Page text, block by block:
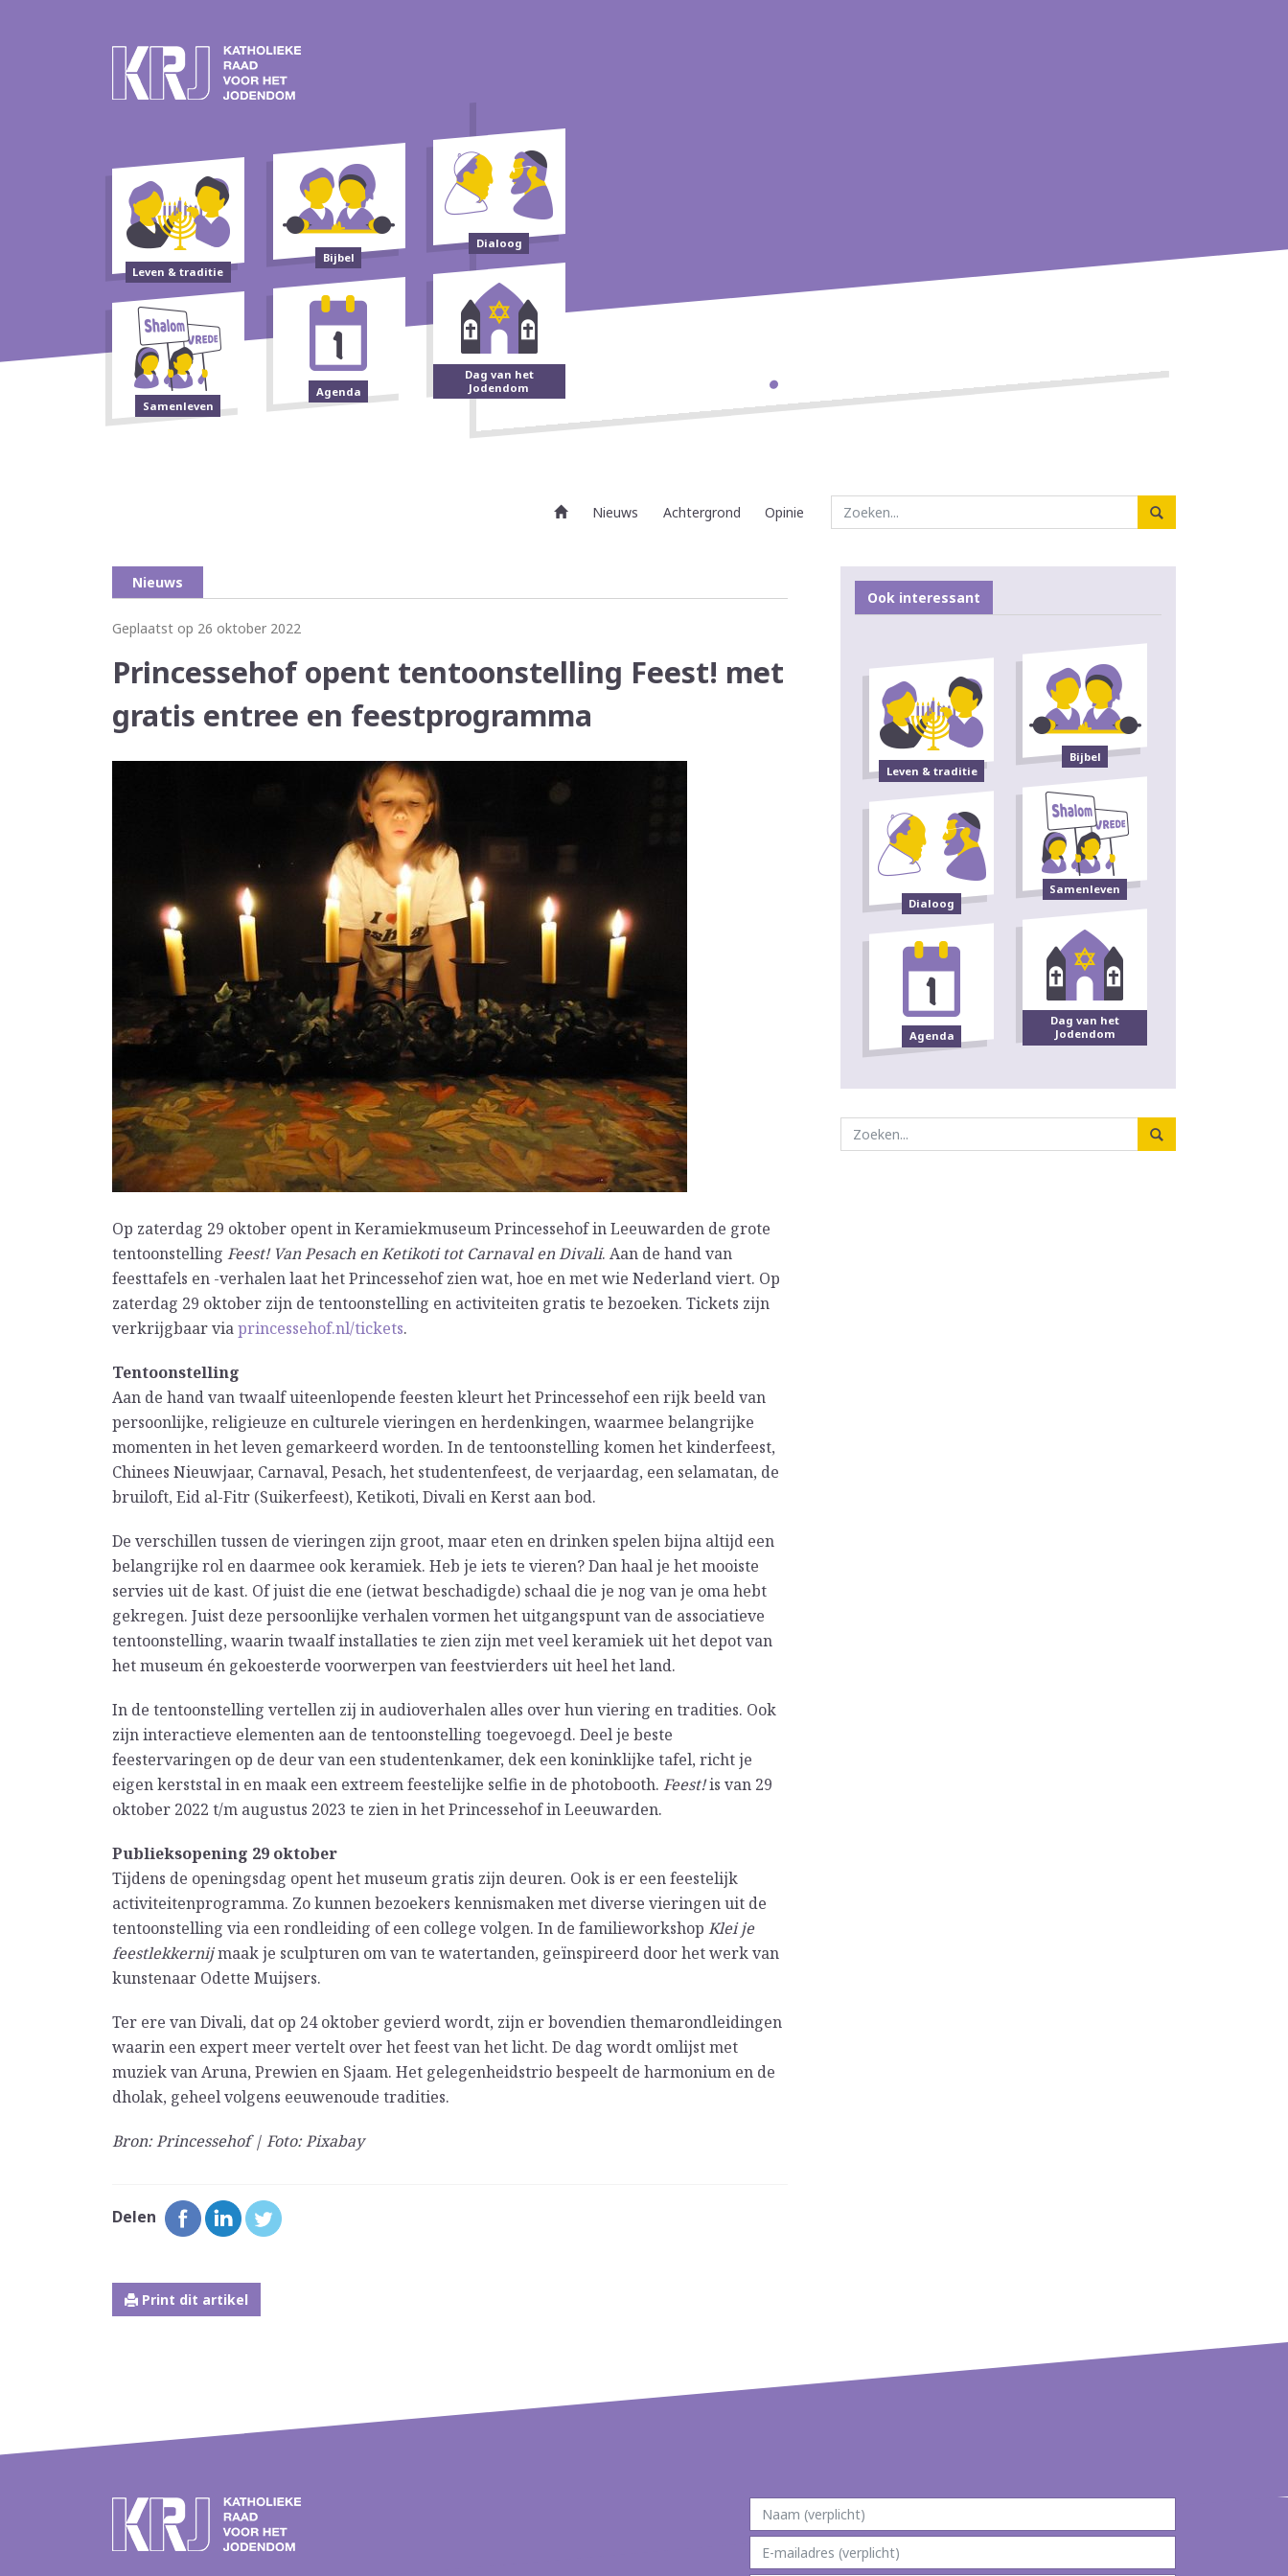
Leven & traditie
Bijbel
Dialoog
Samenleven
Agenda
Dag van het
Jodendom
Nieuws Achtergrond Opinie
Nieuws
Geplaatst op 26 oktober 2022
Princessehof opent tentoonstelling Feest! met
gratis entree en feestprogramma
Op zaterdag 29 oktober opent in Keramiekmuseum Princessehof in Leeuwarden de grote
tentoonstelling Feest! Van Pesach en Ketikoti tot Carnaval en Divali. Aan de hand van
feesttafels en -verhalen laat het Princessehof zien wat, hoe en met wie Nederland viert. Op
zaterdag 29 oktober zijn de tentoonstelling en activiteiten gratis te bezoeken. Tickets zijn
verkrijgbaar viaprincessehof.nl/tickets.
Tentoonstelling
Aan de hand van twaalf uiteenlopende feesten kleurt het Princessehof een rijk beeld van
persoonlijke, religieuze en culturele vieringen en herdenkingen, waarmee belangrijke
momenten in het leven gemarkeerd worden. In de tentoonstelling komen het kinderfeest,
Chinees Nieuwjaar, Carnaval, Pesach, het studentenfeest, de verjaardag, een selamatan, de
bruiloft, Eid al-Fitr (Suikerfeest), Ketikoti, Divali en Kerst aan bod.
De verschillen tussen de vieringen zijn groot, maar eten en drinken spelen bijna altijd een
belangrijke rol en daarmee ook keramiek. Heb je iets te vieren? Dan haal je het mooiste
servies uit de kast. Of juist die ene (ietwat beschadigde) schaal die je nog van je oma hebt
gekregen. Juist deze persoonlijke verhalen vormen het uitgangspunt van de associatieve
tentoonstelling, waarin twaalf installaties te zien zijn met veel keramiek uit het depot van
het museum én gekoesterde voorwerpen van feestvierders uit heel het land.
In de tentoonstelling vertellen zij in audioverhalen alles over hun viering en tradities. Ook
zijn interactieve elementen aan de tentoonstelling toegevoegd. Deel je beste
feestervaringen op de deur van een studentenkamer, dek een koninklijke tafel, richt je
eigen kerststal in en maak een extreem feestelijke selfie in de photobooth. Feest!is van 29
oktober 2022 t/m augustus 2023 te zien in het Princessehof in Leeuwarden.
Publieksopening 29 oktober
Tijdens de openingsdag opent het museum gratis zijn deuren. Ook is er een feestelijk
activiteitenprogramma. Zo kunnen bezoekers kennismaken met diverse vieringen uit de
tentoonstelling via een rondleiding of een college volgen. In de familieworkshop Klei je
feestlekkernijmaak je sculpturen om van te watertanden, geïnspireerd door het werk van
kunstenaar Odette Muijsers.
Ter ere van Divali, dat op 24 oktober gevierd wordt, zijn er bovendien themarondleidingen
waarin een expert meer vertelt over het feest van het licht. De dag wordt omlijst met
muziek van Aruna, Prewien en Sjaam. Het gelegenheidstrio bespeelt de harmonium en de
dholak, geheel volgens eeuwenoude tradities.
Bron: Princessehof | Foto: Pixabay
Delen
Print dit artikel
Ook interessant
Leven & traditie
Bijbel
Dialoog
Samenleven
Agenda
Dag van het
Jodendom